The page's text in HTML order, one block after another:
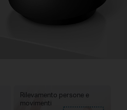
Rilevamento persone e
movimenti